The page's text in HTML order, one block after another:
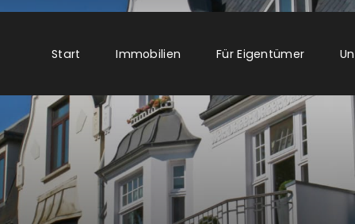
Start Immobilien Für Eigentümer